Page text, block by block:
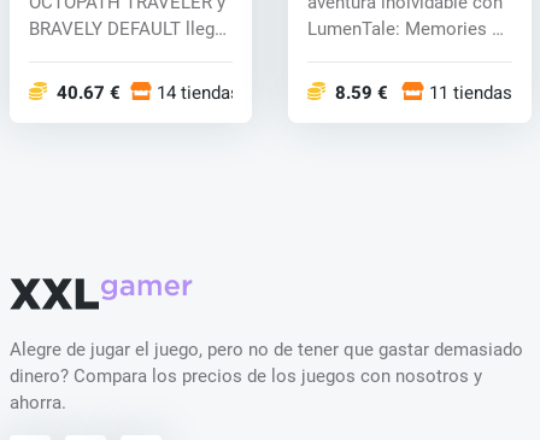
BRAVELY DEFAULT llega
40.67 € 14 tiendas
LumenTale: Memories of
8.59 € 11 tiendas
Alegre de jugar el juego, pero no de tener que gastar demasiado
dinero? Compara los precios de los juegos con nosotros y
ahorra.